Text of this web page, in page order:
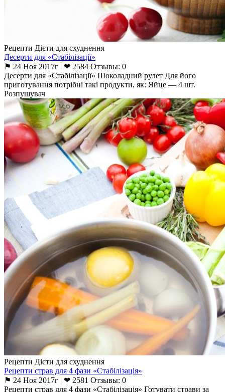
Рецепти Дієти для схуднення
Десерти для «Стабілізації»
⚑ 24 Ноя 2017г | ❤ 2584 Отзывы: 0
Десерти для «Стабілізації» Шоколадний рулет Для його
приготування потрібні такі продукти, як: Яйце — 4 шт.
Розпушувач
Рецепти Дієти для схуднення
Рецепти страв для 4 фази «Стабілізація»
⚑ 24 Ноя 2017г | ❤ 2581 Отзывы: 0
Рецепти страв для 4 фази «Стабілізація» Готувати страви за